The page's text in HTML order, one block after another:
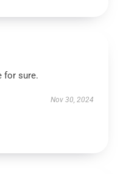
for sure.
Nov 30, 2024